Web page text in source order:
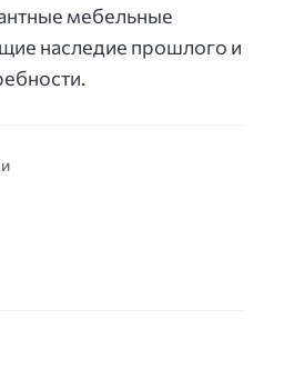
мебельные
наследие прошлого и